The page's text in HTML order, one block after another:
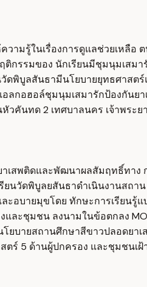
มรู้ในเรื่องการดูแลช่วยเหลือ ต
ติกรรมของ นักเรียนมีชุมนุมเสม
ดพิบูลสันธามีนโยบายยุทธศาสต
ลกอฮอล์ชุมนุมเสมารักป้องกันย
คันทด 2 เทศบาลนคร เจ้าพระย
าเสพติดและพัฒนาผลสัมฤทธิ์ทาง
นวัดพิบูลยสันธาดำเนินงานสถา
ะอบายมุขโดย ทักษะการเรียนรู้
ละชุมชน ลงนามในข้อตกลง
ยบายสถานศึกษาสีขาวปลอดยา
ร์ 5 ด้านผู้ปกครอง และชุมชนเฝ้